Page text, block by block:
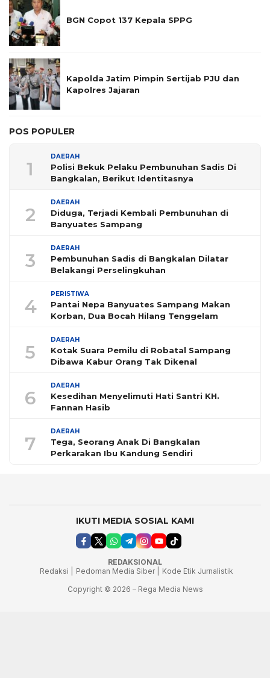
BGN Copot 137 Kepala SPPG
Kapolda Jatim Pimpin Sertijab PJU dan
Kapolres Jajaran
POS POPULER
1
DAERAH
Polisi Bekuk Pelaku Pembunuhan Sadis Di
Bangkalan, Berikut Identitasnya
2
DAERAH
Diduga, Terjadi Kembali Pembunuhan di
Banyuates Sampang
3
DAERAH
Pembunuhan Sadis di Bangkalan Dilatar
Belakangi Perselingkuhan
4
PERISTIWA
Pantai Nepa Banyuates Sampang Makan
Korban, Dua Bocah Hilang Tenggelam
5
DAERAH
Kotak Suara Pemilu di Robatal Sampang
Dibawa Kabur Orang Tak Dikenal
6
DAERAH
Kesedihan Menyelimuti Hati Santri KH.
Fannan Hasib
7
DAERAH
Tega, Seorang Anak Di Bangkalan
Perkarakan Ibu Kandung Sendiri
IKUTI MEDIA SOSIAL KAMI
REDAKSIONAL
Redaksi |
Pedoman Media Siber |
Kode Etik Jurnalistik
Copyright © 2026 – Rega Media News